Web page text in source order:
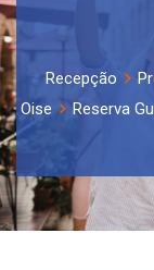
Recepção
Oise
Reserva